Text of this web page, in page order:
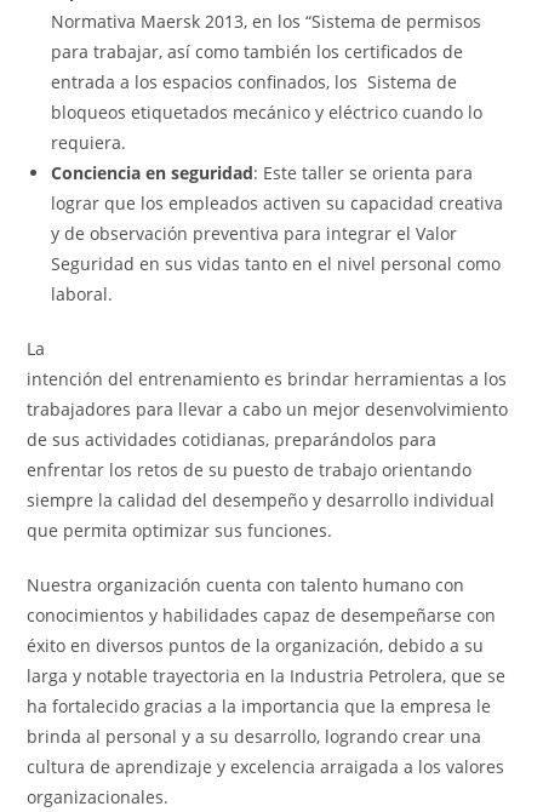
Normativa Maersk 2013, en los “Sistema de permisos
para trabajar, así como también los certificados de
entrada a los espacios confinados, los Sistema de
bloqueos etiquetados mecánico y eléctrico cuando lo
requiera.
Conciencia en seguridad: Este taller se orienta para
lograr que los empleados activen su capacidad creativa
y de observación preventiva para integrar el Valor
Seguridad en sus vidas tanto en el nivel personal como
laboral.
La
intención del entrenamiento es brindar herramientas a los
trabajadores para llevar a cabo un mejor desenvolvimiento
de sus actividades cotidianas, preparándolos para
enfrentar los retos de su puesto de trabajo orientando
siempre la calidad del desempeño y desarrollo individual
que permita optimizar sus funciones.
Nuestra organización cuenta con talento humano con
conocimientos y habilidades capaz de desempeñarse con
éxito en diversos puntos de la organización, debido a su
larga y notable trayectoria en la Industria Petrolera, que se
ha fortalecido gracias a la importancia que la empresa le
brinda al personal y a su desarrollo, logrando crear una
cultura de aprendizaje y excelencia arraigada a los valores
organizacionales.